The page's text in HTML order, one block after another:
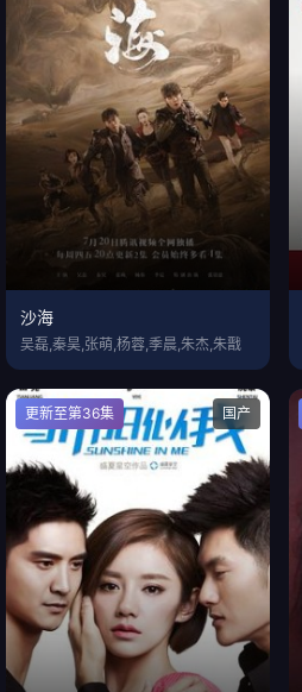
沙海
吴磊,秦昊,张萌,杨蓉,季晨,朱杰,朱戬
国产
更新至第36集